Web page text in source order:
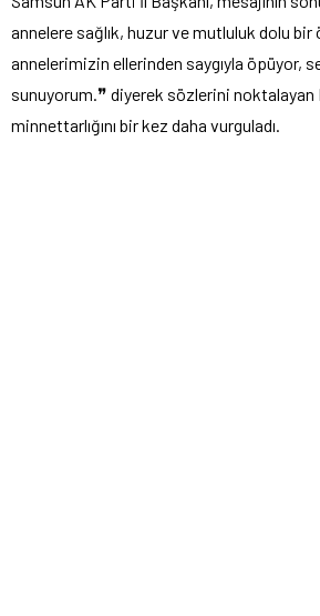
annelere sağlık, huzur ve mutluluk dolu bir
annelerimizin ellerinden saygıyla öpüyor,
sunuyorum.❞ diyerek sözlerini noktalayan
minnettarlığını bir kez daha vurguladı.